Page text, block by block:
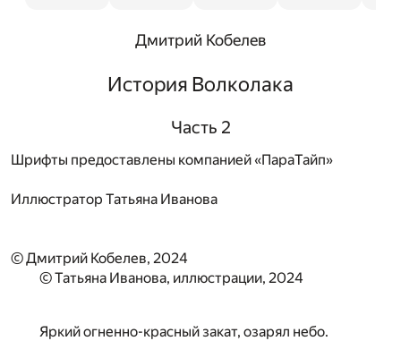
Дмитрий Кобелев
История Волколака
Часть 2
Шрифты предоставлены компанией «ПараТайп»
Иллюстратор Татьяна Иванова
© Дмитрий Кобелев, 2024
© Татьяна Иванова, иллюстрации, 2024
Яркий огненно-красный закат, озарял небо.